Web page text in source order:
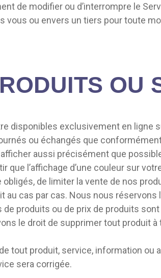
de modifier ou d’interrompre le
vous ou envers un tiers pour toute
OU
disponibles exclusivement en ligne
ou échangés que
aussi précisément que
que l’affichage d’une couleur sur
de limiter la vente de nos
au cas par cas. Nous nous
produits ou de prix de produits
le droit de supprimer tout produit
tout produit, service, information ou
sera corrigée.